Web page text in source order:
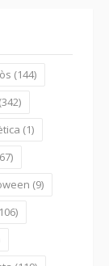
(144)
(342)
(1)
(9)